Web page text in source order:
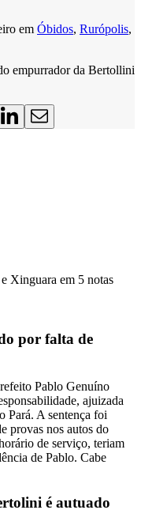
em Óbidos, Rurópolis,
empurrador da Bertollini
por falta de
Pablo Genuíno
ajuizada
Pará. A sentença foi
provas nos autos do
de serviço, teriam
de Pablo. Cabe
é autuado